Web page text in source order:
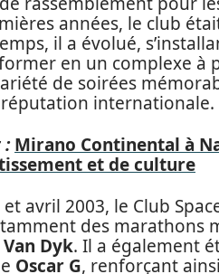
années, le club
il a évolué,
en un complexe à
de soirées
internationale.
: Mirano Continental à
et de culture
avril 2003, le Club
des marathons
Dyk. Il a également
Oscar G, renforçant